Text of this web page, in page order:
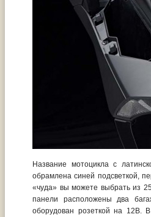
Название мотоцикла с
обрамлена синей подсветкой,
«чуда» вы можете выбрать из
панели расположены два
оборудован розеткой на 12В.